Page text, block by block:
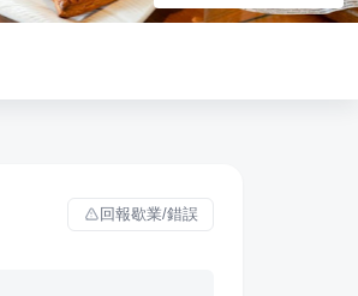
回報歇業/錯誤